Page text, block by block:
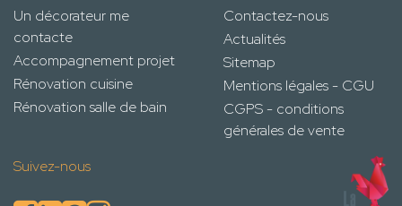
Un décorateur me
contacte
Accompagnement projet
Rénovation cuisine
Rénovation salle de bain
Contactez-nous
Actualités
Sitemap
Mentions légales - CGU
CGPS - conditions
générales de vente
Suivez-nous